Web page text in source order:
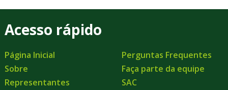
Acesso rápido
Página Inicial
Sobre
Representantes
Perguntas Frequentes
Faça parte da equipe
SAC